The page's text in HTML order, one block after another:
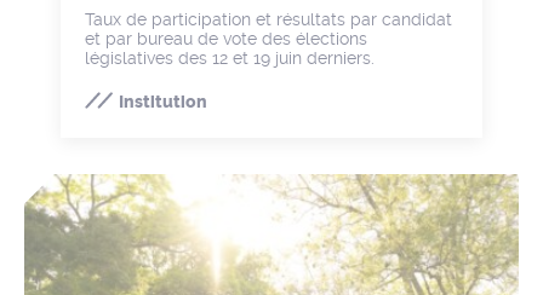
Taux de participation et résultats par candidat
et par bureau de vote des élections
législatives des 12 et 19 juin derniers.
Institution